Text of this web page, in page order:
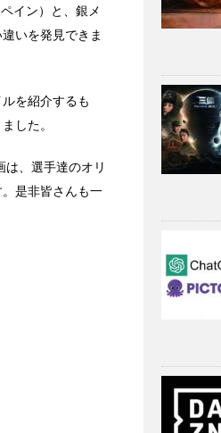
イン）と、銀メ
いを発見できま
を紹介するも
した。
は、選手達のオリ
是非皆さんも一